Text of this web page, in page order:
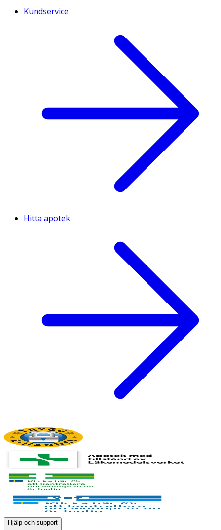
Kundservice
Hitta apotek
Hjälp och support